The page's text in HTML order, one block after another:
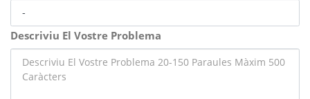
Descriviu El Vostre Problema